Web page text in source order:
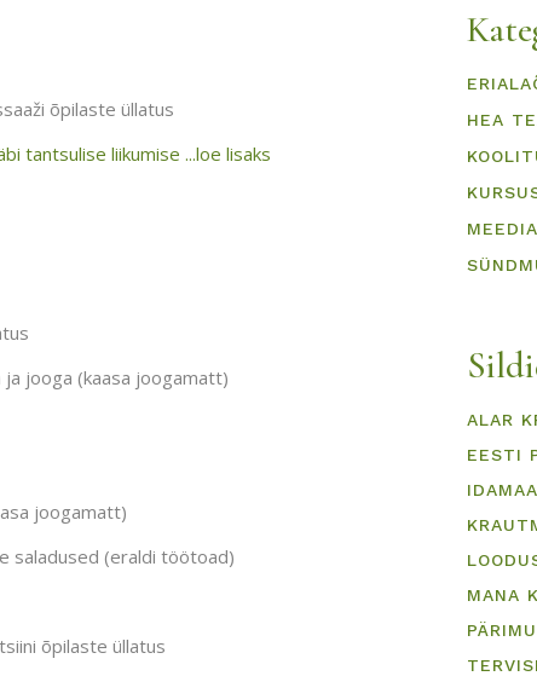
õpilaste üllatus
tantsulise liikumise ...loe lisaks
jooga (kaasa joogamatt)
joogamatt)
saladused (eraldi töötoad)
õpilaste üllatus
HEA
MEEDIA
ALAR
EESTI
MANA